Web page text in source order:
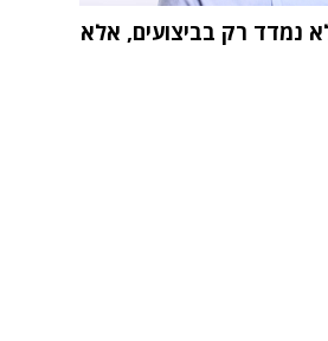
נמדד רק בביצועים, אלא